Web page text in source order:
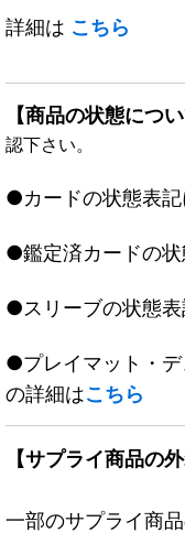
詳細は こちら
【商品の状態につい
認下さい。
●カードの状態表
●鑑定済カードの
●スリーブの状態
●プレイマット・
の詳細はこちら
【サプライ商品の
一部のサプライ商